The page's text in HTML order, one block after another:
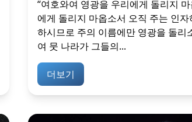
“여호와여 영광을 우리에게 돌리지
에게 돌리지 마옵소서 오직 주는 인자
하시므로 주의 이름에만 영광을 돌리
여 뭇 나라가 그들의...
더보기